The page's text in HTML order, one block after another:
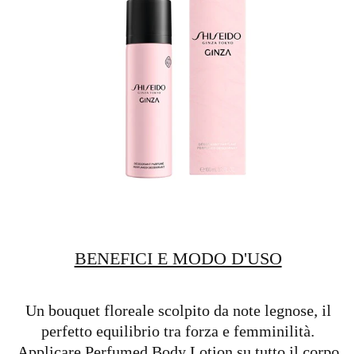
BENEFICI E MODO D'USO
Un bouquet floreale scolpito da note legnose, il
perfetto equilibrio tra forza e femminilità.